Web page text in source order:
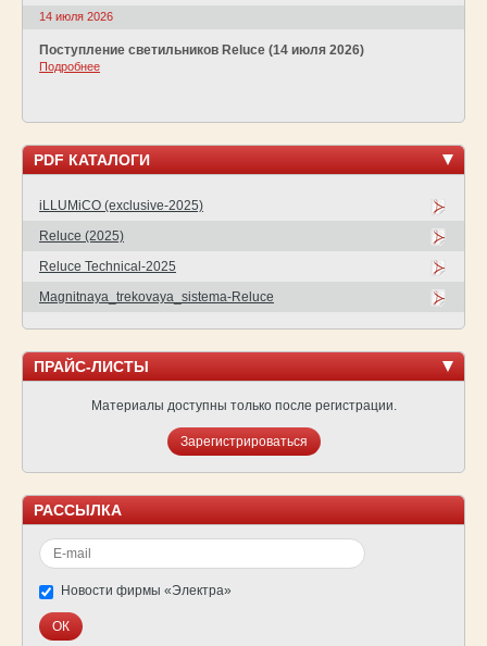
14 июля 2026
Поступление светильников Reluce (14 июля 2026)
Подробнее
PDF КАТАЛОГИ
iLLUMiCO (exclusive-2025)
Reluce (2025)
Reluce Technical-2025
Magnitnaya_trekovaya_sistema-Reluce
ПРАЙС-ЛИСТЫ
Материалы доступны только после регистрации.
Зарегистрироваться
РАССЫЛКА
Новости фирмы «Электра»